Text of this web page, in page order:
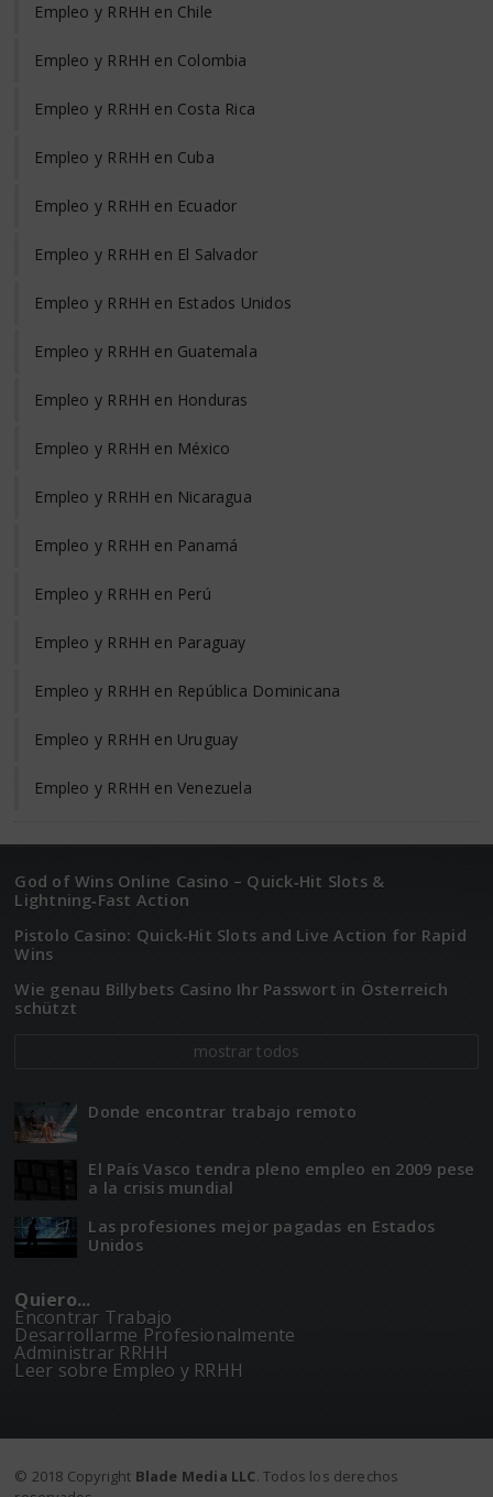
Empleo y RRHH en Chile
Empleo y RRHH en Colombia
Empleo y RRHH en Costa Rica
Empleo y RRHH en Cuba
Empleo y RRHH en Ecuador
Empleo y RRHH en El Salvador
Empleo y RRHH en Estados Unidos
Empleo y RRHH en Guatemala
Empleo y RRHH en Honduras
Empleo y RRHH en México
Empleo y RRHH en Nicaragua
Empleo y RRHH en Panamá
Empleo y RRHH en Perú
Empleo y RRHH en Paraguay
Empleo y RRHH en República Dominicana
Empleo y RRHH en Uruguay
Empleo y RRHH en Venezuela
God of Wins Online Casino – Quick‑Hit Slots &
Lightning‑Fast Action
Pistolo Casino: Quick‑Hit Slots and Live Action for Rapid
Wins
Wie genau Billybets Casino Ihr Passwort in Österreich
schützt
mostrar todos
Donde encontrar trabajo remoto
El Paí­­s Vasco tendra pleno empleo en 2009 pese
a la crisis mundial
Las profesiones mejor pagadas en Estados
Unidos
Quiero...
Encontrar Trabajo
Desarrollarme Profesionalmente
Administrar RRHH
Leer sobre Empleo y RRHH
© 2018 Copyright Blade Media LLC. Todos los derechos